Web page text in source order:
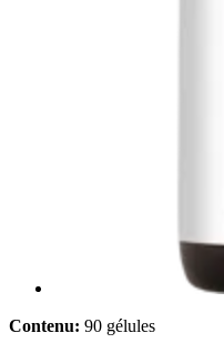
Contenu: 90 gélules